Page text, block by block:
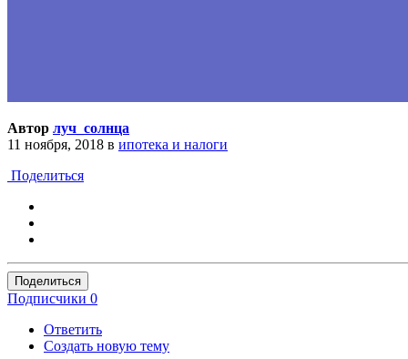
Автор луч_солнца
11 ноября, 2018 в ипотека и налоги
Поделиться
Поделиться
Подписчики 0
Ответить
Создать новую тему